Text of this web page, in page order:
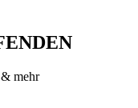
mehr